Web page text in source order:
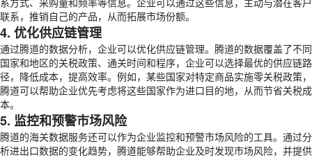
联系，推销自己的产品，从而拓展市场份额。
4. 优化供应链管理
通过腾道的数据分析，企业可以优化供应链管理。腾道的数据覆盖了不同
国家和地区的关税政策、通关时间和程序，企业可以选择最优的供应链路
径，降低成本，提高效率。例如，某些国家对特定商品实施零关税政策，
腾道可以帮助企业优先考虑将这些国家作为进口目的地，从而节省关税成
本。
5. 监控和预警市场风险
腾道的海关数据服务还可以作为企业监控和预警市场风险的工具。通过分
析进出口数据的变化趋势，腾道能够帮助企业及时发现市场风险，并提供